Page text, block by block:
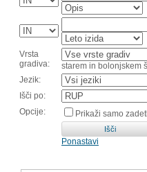
Vrsta
gradiva:
starem in bolonjskem
Jezik:
Išči po:
Opcije:
Prikaži samo
Ponastavi